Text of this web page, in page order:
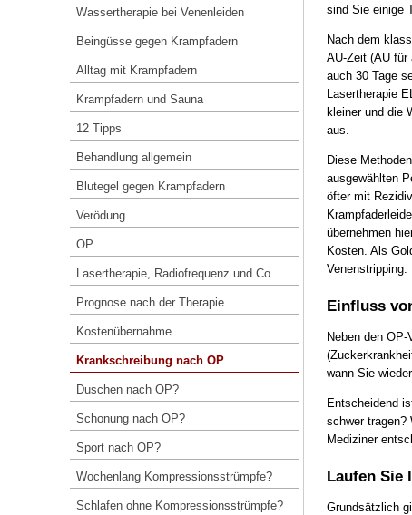
Wassertherapie bei Venenleiden
Beingüsse gegen Krampfadern
Alltag mit Krampfadern
Krampfadern und Sauna
12 Tipps
Behandlung allgemein
Blutegel gegen Krampfadern
Verödung
OP
Lasertherapie, Radiofrequenz und Co.
Prognose nach der Therapie
Kostenübernahme
Krankschreibung nach OP
Duschen nach OP?
Schonung nach OP?
Sport nach OP?
Wochenlang Kompressionsstrümpfe?
Schlafen ohne Kompressionsstrümpfe?
sind Sie einige
Nach dem
AU-Zeit (AU für
auch 30 Tage
Lasertherapie
kleiner und die
aus.
Diese
ausgewählten
öfter mit
übernehmen
Kosten. Als
Venenstripping.
Einfluss
Neben den
wann Sie
Entscheidend
schwer tragen?
Mediziner
Laufen Sie
Grundsätzlich
Beingüsse gegen Krampfadern
Alltag mit Krampfadern
Krampfadern und Sauna
Behandlung allgemein
Blutegel gegen Krampfadern
Verödung
Lasertherapie, Radiofrequenz und Co.
Prognose nach der Therapie
Kostenübernahme
Krankschreibung nach OP
Duschen nach OP?
Schonung nach OP?
Sport nach OP?
Wochenlang Kompressionsstrümpfe?
Schlafen ohne Kompressionsstrümpfe?